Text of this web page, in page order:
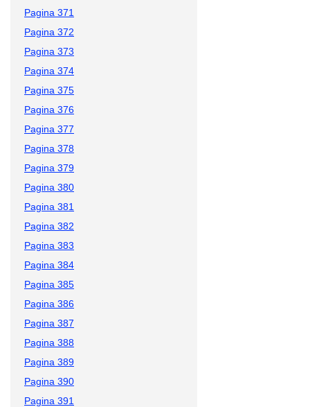
Pagina 371
Pagina 372
Pagina 373
Pagina 374
Pagina 375
Pagina 376
Pagina 377
Pagina 378
Pagina 379
Pagina 380
Pagina 381
Pagina 382
Pagina 383
Pagina 384
Pagina 385
Pagina 386
Pagina 387
Pagina 388
Pagina 389
Pagina 390
Pagina 391